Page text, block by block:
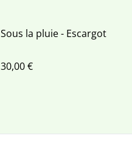
Sous la pluie - Escargot
30,00 €